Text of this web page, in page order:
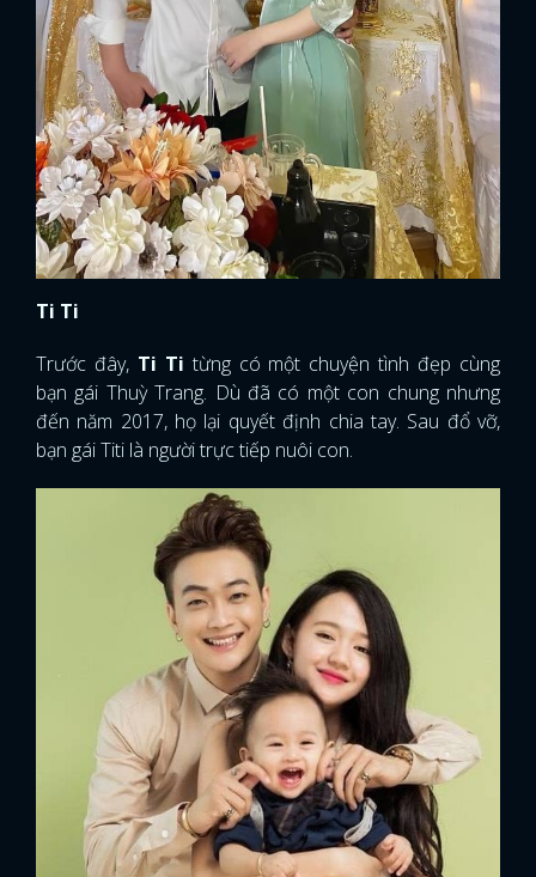
FACEBOOK GOOGLE
Ti Ti
Trước đây, Ti Ti từng có một chuyện tình đẹp cùng
bạn gái Thuỳ Trang. Dù đã có một con chung nhưng
đến năm 2017, họ lại quyết định chia tay. Sau đổ vỡ,
bạn gái Titi là người trực tiếp nuôi con.